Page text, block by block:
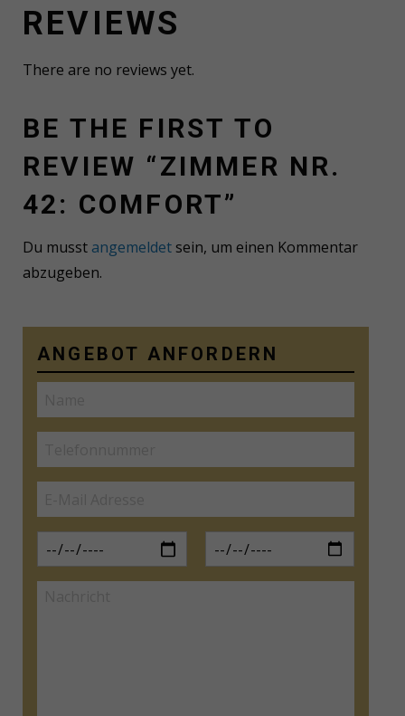
REVIEWS
There are no reviews yet.
BE THE FIRST TO
REVIEW “ZIMMER NR.
42: COMFORT”
Du musst angemeldet sein, um einen Kommentar
abzugeben.
ANGEBOT ANFORDERN